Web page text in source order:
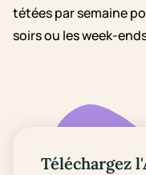
tétées par semaine
soirs ou les week-
Téléchargez